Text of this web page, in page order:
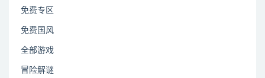
免费专区
免费国风
全部游戏
冒险解谜